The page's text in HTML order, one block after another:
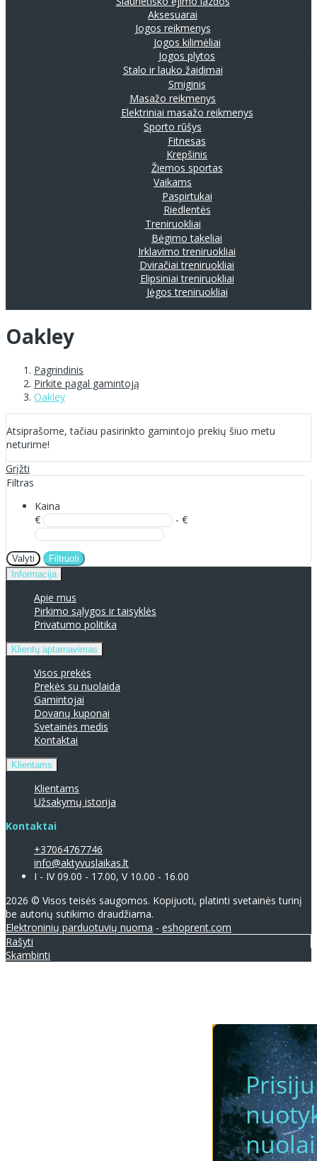
Aksesuarai
Jogos reikmenys
Jogos kilimėliai
Jogos plytos
Stalo ir lauko žaidimai
Smiginis
Masažo reikmenys
Elektriniai masažo reikmenys
Sporto rūšys
Fitnesas
Krepšinis
Žiemos sportas
Vaikams
Paspirtukai
Riedlentės
Treniruokliai
Bėgimo takeliai
Irklavimo treniruokliai
Dviračiai treniruokliai
Elipsiniai treniruokliai
Jėgos treniruokliai
Oakley
Pagrindinis
Pirkite pagal gamintoją
Oakley
Atsiprašome, tačiau pasirinkto gamintojo prekių šiuo metu
neturime!
Grįžti
Filtras
Kaina
€
- €
Valyti
Filtruoti
Informacija
Apie mus
Pirkimo sąlygos ir taisyklės
Privatumo politika
Klientų aptarnavimas
Visos prekės
Prekės su nuolaida
Gamintojai
Dovanų kuponai
Svetainės medis
Kontaktai
Klientams
Klientams
Užsakymų istorija
Kontaktai
+37064767746
info@aktyvuslaikas.lt
I - IV 09.00 - 17.00, V 10.00 - 16.00
2026 © Visos teisės saugomos. Kopijuoti, platinti svetainės turinį
be autorių sutikimo draudžiama.
Elektroninių parduotuvių nuoma - eshoprent.com
Rašyti
Skambinti